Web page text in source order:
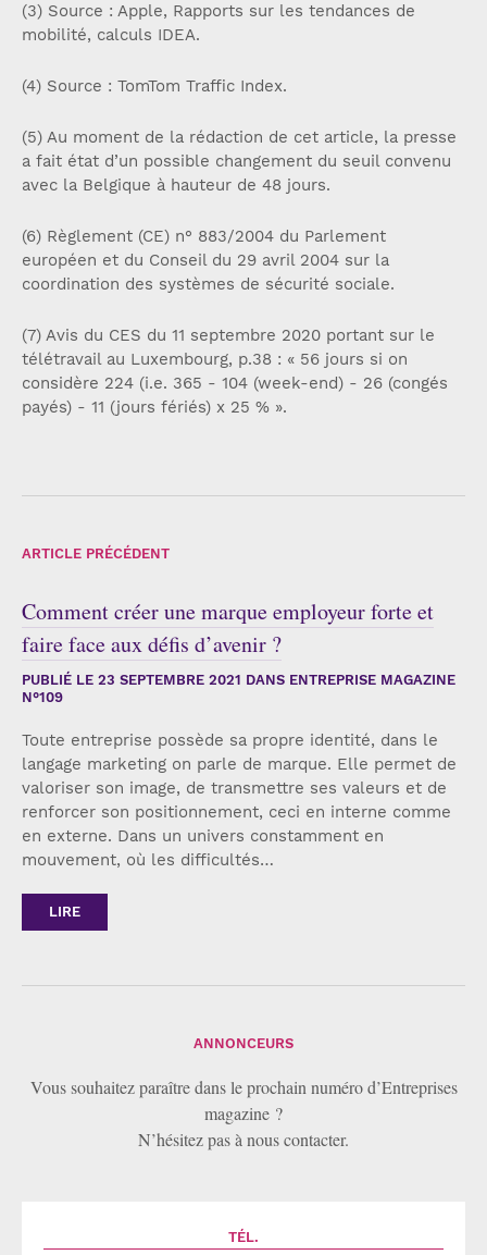
(3) Source : Apple, Rapports sur les tendances de
mobilité, calculs IDEA.
(4) Source : TomTom Traffic Index.
(5) Au moment de la rédaction de cet article, la presse
a fait état d’un possible changement du seuil convenu
avec la Belgique à hauteur de 48 jours.
(6) Règlement (CE) n° 883/2004 du Parlement
européen et du Conseil du 29 avril 2004 sur la
coordination des systèmes de sécurité sociale.
(7) Avis du CES du 11 septembre 2020 portant sur le
télétravail au Luxembourg, p.38 : « 56 jours si on
considère 224 (i.e. 365 - 104 (week-end) - 26 (congés
payés) - 11 (jours fériés) x 25 % ».
ARTICLE PRÉCÉDENT
Comment créer une marque employeur forte et
faire face aux défis d’avenir ?
PUBLIÉ LE 23 SEPTEMBRE 2021 DANS ENTREPRISE MAGAZINE
N°109
Toute entreprise possède sa propre identité, dans le
langage marketing on parle de marque. Elle permet de
valoriser son image, de transmettre ses valeurs et de
renforcer son positionnement, ceci en interne comme
en externe. Dans un univers constamment en
mouvement, où les difficultés…
LIRE
ANNONCEURS
Vous souhaitez paraître dans le prochain numéro d’Entreprises
magazine ?
N’hésitez pas à nous contacter.
TÉL.